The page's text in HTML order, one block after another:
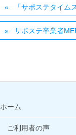
「サポステタイ
サポステ卒業者
ホーム
ご利用者の声